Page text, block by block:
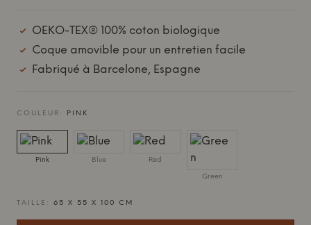
OEKO-TEX® 100% coton biologique
Coque amovible pour un entretien facile
Fabriqué à Barcelone, Espagne
COULEUR: PINK
Pink Blue Red
Green
TAILLE: 65 X 55 X 100 CM